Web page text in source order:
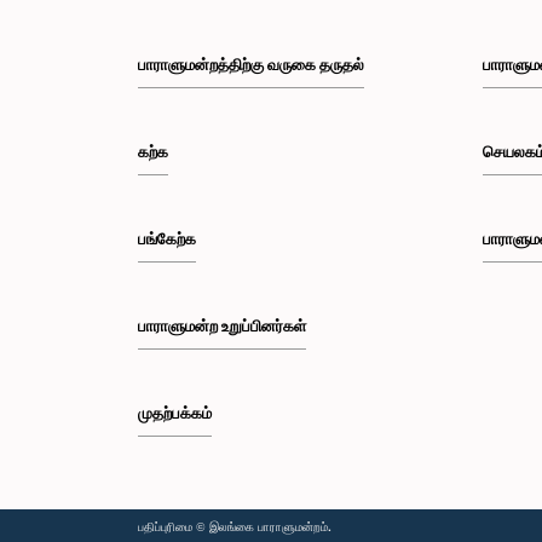
பாராளுமன்றத்திற்கு வருகை தருதல்
கற்க
பங்கேற்க
பாராளுமன்ற உறுப்பினர்கள்
முதற்பக்கம்
பதிப்புரிமை © இலங்கை பாராளுமன்றம்.